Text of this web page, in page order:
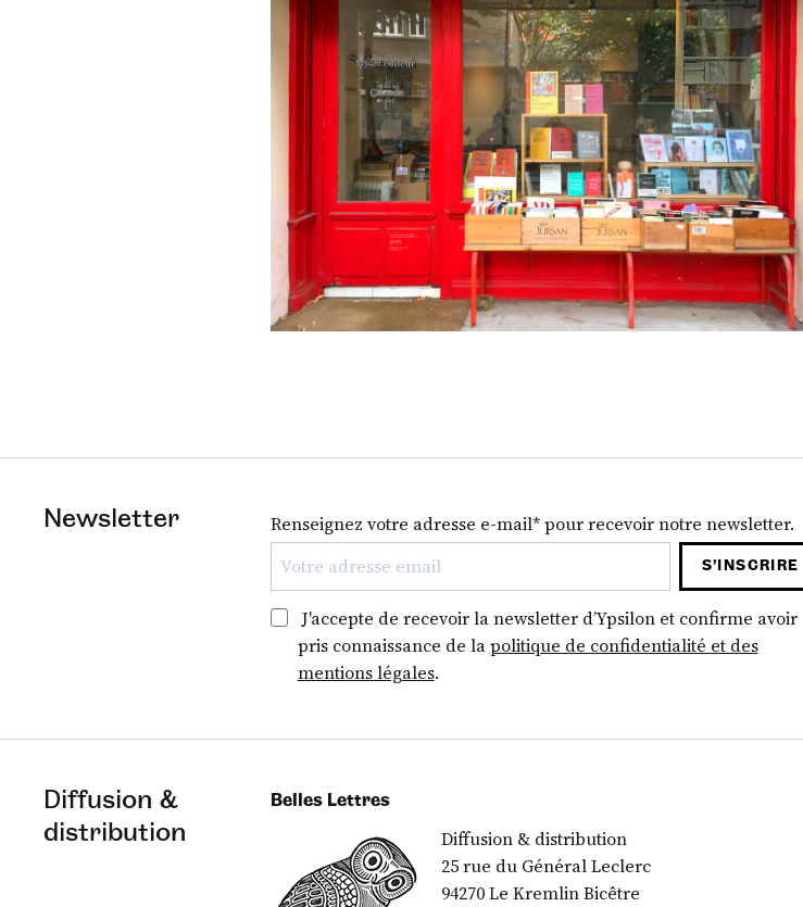
Newsletter Renseignez votre adresse e-mail* pour recevoir notre newsletter.
S’INSCRIRE
J'accepte de recevoir la newsletter d’Ypsilon et confirme avoir
pris connaissance de lapolitique de confidentialité et des
mentions légales.
Diffusion &
distribution
Belles Lettres
Diffusion & distribution
25 rue du Général Leclerc
94270 Le Kremlin Bicêtre